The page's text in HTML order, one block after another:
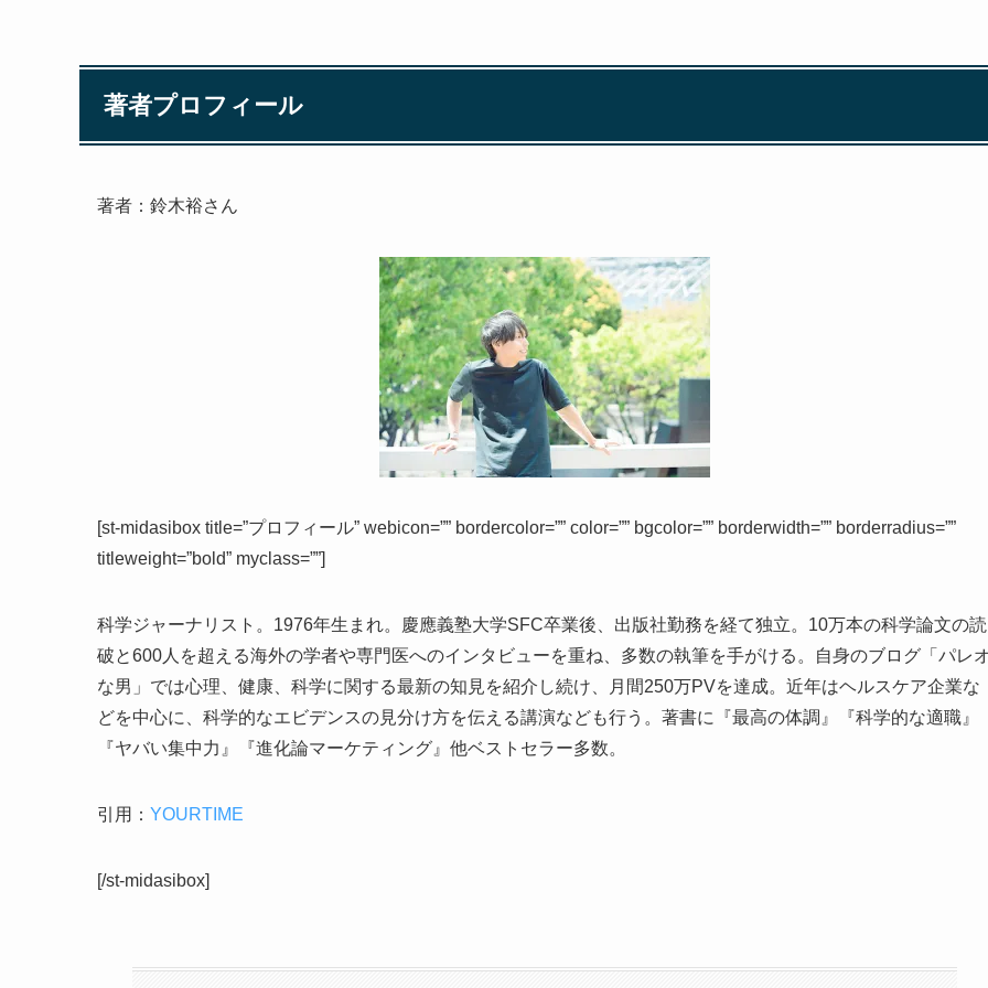
著者プロフィール
著者：鈴木裕さん
[st-midasibox title=”プロフィール” webicon=”” bordercolor=”” color=”” bgcolor=”” borderwidth=”” borderradius=””
titleweight=”bold” myclass=””]
科学ジャーナリスト。1976年生まれ。慶應義塾大学SFC卒業後、出版社勤務を経て独立。10万本の科学論文の読
破と600人を超える海外の学者や専門医へのインタビューを重ね、多数の執筆を手がける。自身のブログ「パレ
な男」では心理、健康、科学に関する最新の知見を紹介し続け、月間250万PVを達成。近年はヘルスケア企業な
どを中心に、科学的なエビデンスの見分け方を伝える講演なども行う。著書に『最高の体調』『科学的な適職』
『ヤバい集中力』『進化論マーケティング』他ベストセラー多数。
引用： YOURTIME
[/st-midasibox]